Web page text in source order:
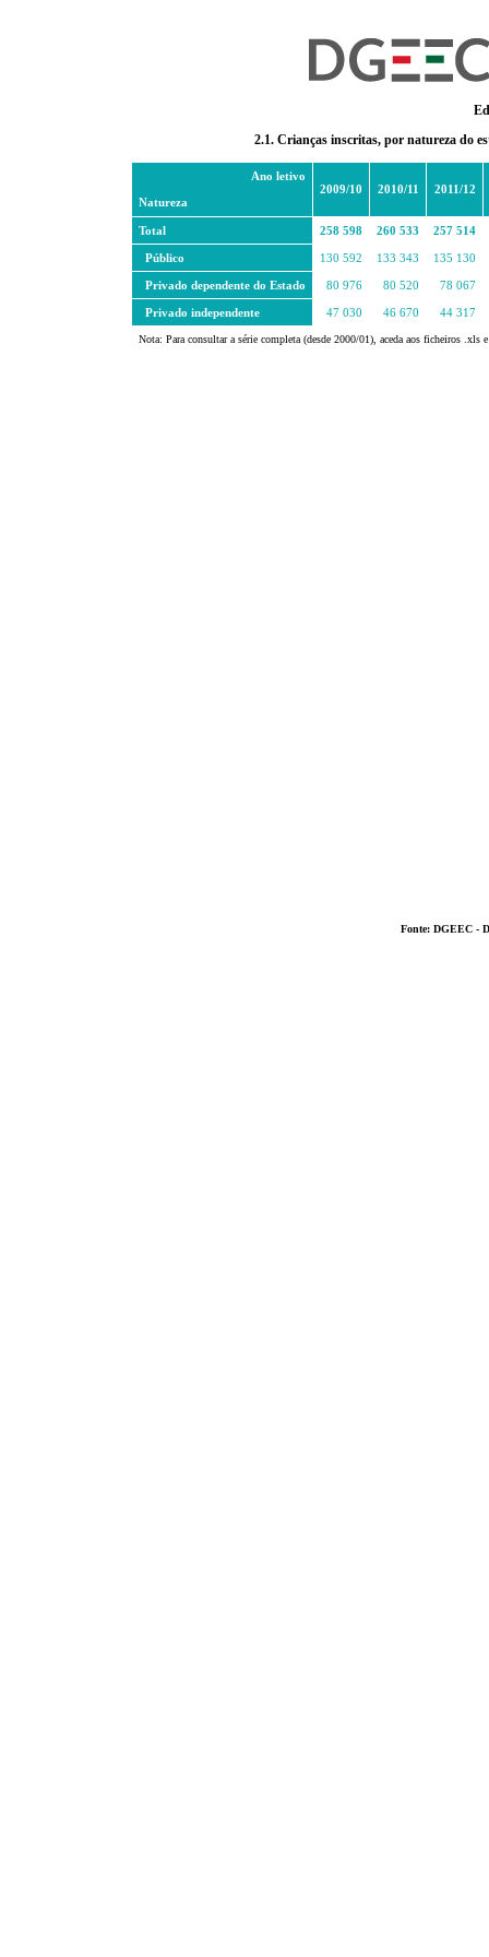
2.1. Crianças inscritas, por natureza do
Ano letivo
Natureza
2009/10 2010/11 2011/12
Total 258 598 260 533 257 514
Público 130 592 133 343 135 130
Privado dependente do Estado 80 976 80 520 78 067
Privado independente 47 030 46 670 44 317
Nota: Para consultar a série completa (desde 2000/01), aceda aos ficheiros
Fonte: DGEEC -